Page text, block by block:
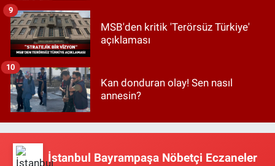
MSB'den kritik 'Terörsüz Türkiye'
açıklaması
9
Kan donduran olay! Sen nasıl
annesin?
10
İstanbul Bayrampaşa Nöbetçi Eczaneler